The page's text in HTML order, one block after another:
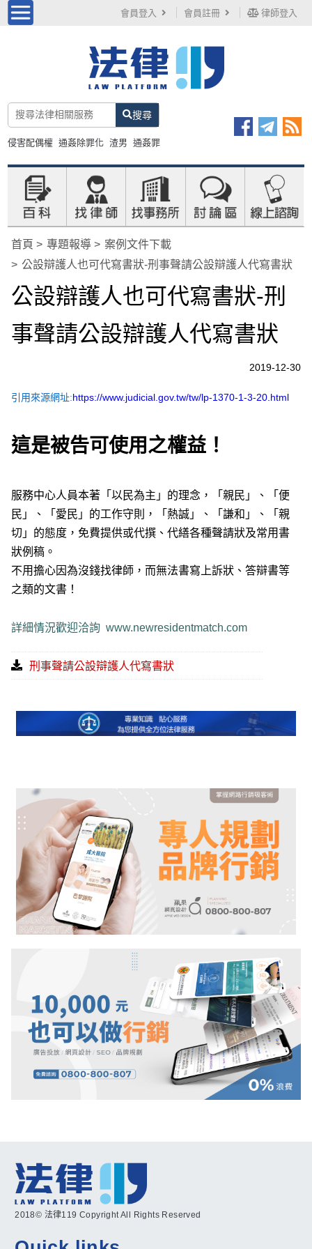
會員登入 會員註冊 律師登入
搜尋
侵害配偶權 通姦除罪化 渣男 通姦罪
首頁 專題報導
案例文件下載
公設辯護人也可代寫書狀-刑事聲請公設辯護人代寫書狀
公設辯護人也可代寫書狀-刑
事聲請公設辯護人代寫書狀
2019-12-30
引用來源網址:https://www.judicial.gov.tw/tw/lp-1370-1-3-20.html
這是被告可使用之權益！
服務中心人員本著「以民為主」的理念，「親民」、「便
民」、「愛民」的工作守則，「熱誠」、「謙和」、「親
切」的態度，免費提供或代撰、代繕各種聲請狀及常用書
狀例稿。
不用擔心因為沒錢找律師，而無法書寫上訴狀、答辯書等
之類的文書！
詳細情況歡迎洽詢www.newresidentmatch.com
刑事聲請公設辯護人代寫書狀
2018© 法律119 Copyright All Rights Reserved